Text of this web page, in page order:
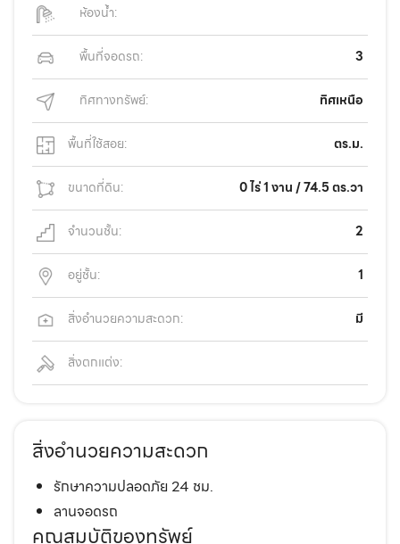
ห้องน้ำ:
พื้นที่จอดรถ: 3
ทิศทางทรัพย์: ทิศเหนือ
พื้นที่ใช้สอย: ตร.ม.
ขนาดที่ดิน: 0 ไร่ 1 งาน / 74.5 ตร.วา
จำนวนชั้น: 2
อยู่ชั้น: 1
สิ่งอำนวยความสะดวก: มี
สิ่งตกแต่ง:
สิ่งอำนวยความสะดวก
รักษาความปลอดภัย 24 ชม.
ลานจอดรถ
คุณสมบัติของทรัพย์